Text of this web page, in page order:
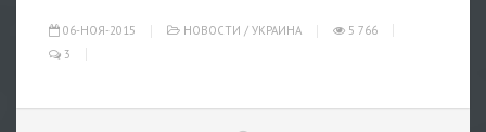
06-НОЯ-2015 НОВОСТИ / УКРАИНА
5 766
3